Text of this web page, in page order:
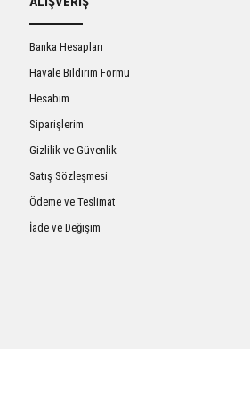
Gönder
Banka Hesapları
Havale Bildirim Formu
Hesabım
Siparişlerim
Gizlilik ve Güvenlik
Satış Sözleşmesi
Ödeme ve Teslimat
İade ve Değişim